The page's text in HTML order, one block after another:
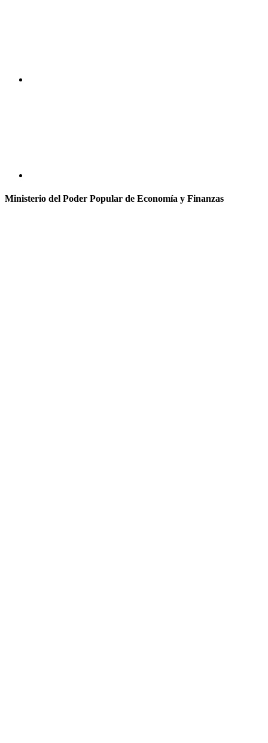
Ministerio del Poder Popular de Economía y Finanzas